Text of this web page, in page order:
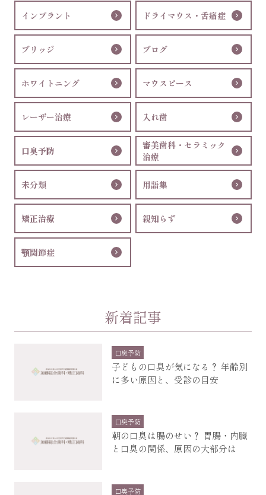
インプラント ドライマウス・舌痛症
ブリッジ ブログ
ホワイトニング マウスピース
レーザー治療 入れ歯
口臭予防
審美歯科・セラミック
治療
未分類 用語集
矯正治療 親知らず
顎関節症
新着記事
口臭予防
子どもの口臭が気になる？ 年齢別
に多い原因と、受診の目安
口臭予防
朝の口臭は腸のせい？ 胃腸・内臓
と口臭の関係、原因の大部分は
口臭予防